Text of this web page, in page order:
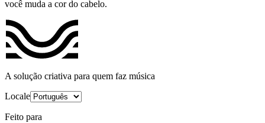
você muda a cor do cabelo.
A solução criativa para quem faz música
Locale
Feito para